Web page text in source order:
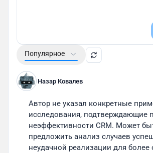
Популярное
Назар Ковалев
Автор не указал конкретные
исследования, подтверждающие
неэффективности CRM. Может
предложить анализ случаев
неудачной реализации для более